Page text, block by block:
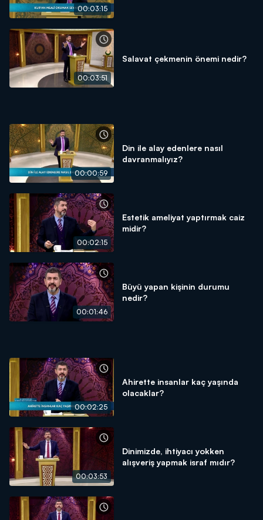
00:03:15
00:03:51
Salavat çekmenin önemi nedir?
00:00:59
Din ile alay edenlere nasıl
davranmalıyız?
00:02:15
Estetik ameliyat yaptırmak caiz
midir?
00:01:46
Büyü yapan kişinin durumu
nedir?
00:02:25
Ahirette insanlar kaç yaşında
olacaklar?
00:03:53
Dinimizde, ihtiyacı yokken
alışveriş yapmak israf mıdır?